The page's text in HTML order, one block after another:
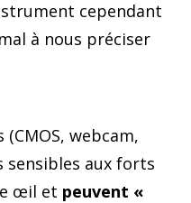
cependant
à nous préciser
webcam,
sensibles aux forts
œil et peuvent «